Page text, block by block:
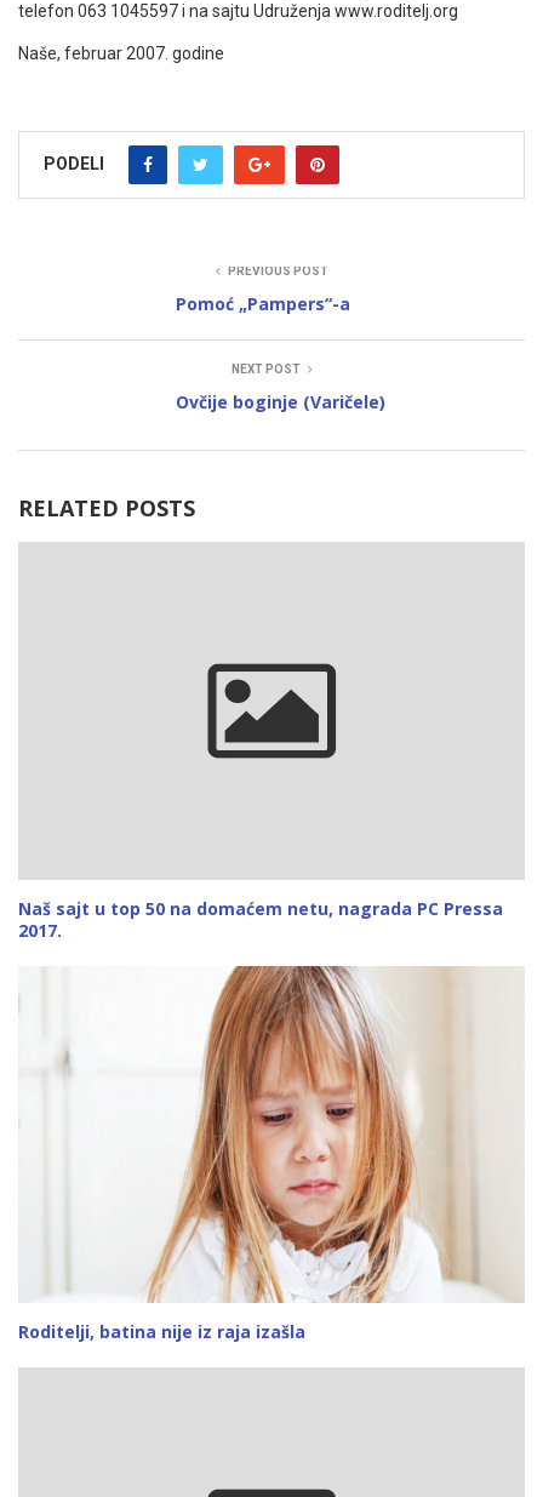
telefon 063 1045597 i na sajtu Udruženja www.roditelj.org
Naše, februar 2007. godine
PODELI
PREVIOUS POST
Pomoć „Pampers“-a
NEXT POST
Ovčije boginje (Varičele)
RELATED POSTS
Naš sajt u top 50 na domaćem netu, nagrada PC Pressa
2017.
Roditelji, batina nije iz raja izašla